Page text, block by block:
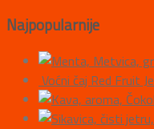
Najpopularnije
Voćni čaj Red Fruit